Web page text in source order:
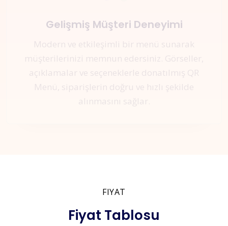
Gelişmiş Müşteri Deneyimi
FIYAT
Fiyat Tablosu